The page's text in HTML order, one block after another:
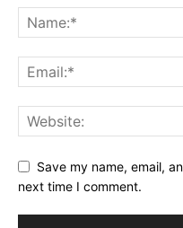
Save my name, email,
next time I comment.